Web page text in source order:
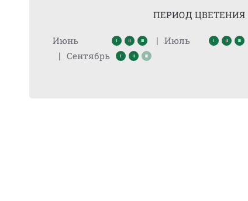
ПЕРИОД ЦВЕТЕНИЯ
Июнь | Июль
| Сентябрь